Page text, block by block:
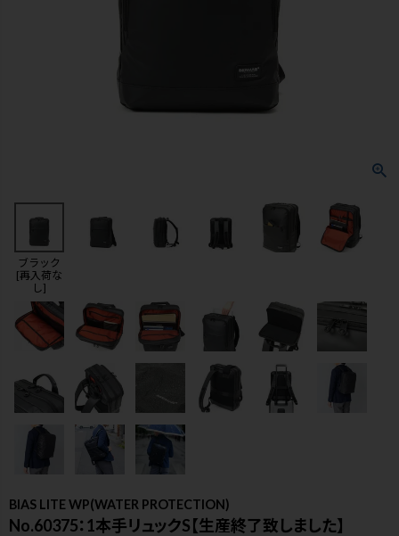
ブラック
[再入荷な
し]
BIAS LITE WP(WATER PROTECTION)
No.60375：1本手リュックS【生産終了致しました】